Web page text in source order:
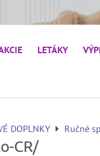
LETÁKY
DOPLNKY Ručné
CR/